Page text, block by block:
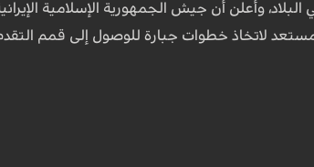
وأعلن أن جيش الجمهورية الإسلامية
لاتخاذ خطوات جبارة للوصول إلى قمم التقدم